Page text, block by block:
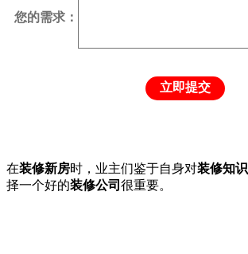
您的需求：
立即提交
在装修新房时，业主们鉴于自身对装修知识
择一个好的装修公司 很重要。